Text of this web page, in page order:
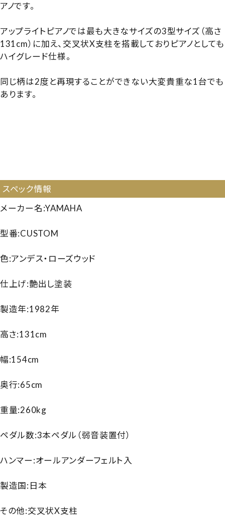
アノです。
アップライトピアノでは最も大きなサイズの3型サイズ（高さ
131cm）に加え、交叉状X支柱を搭載しておりピアノとしても
ハイグレード仕様。
同じ柄は2度と再現することができない大変貴重な1台でも
あります。
スペック情報
メーカー名:YAMAHA
型番:CUSTOM
色:アンデス・ローズウッド
仕上げ:艶出し塗装
製造年:1982年
高さ:131cm
幅:154cm
奥行:65cm
重量:260kg
ペダル数:3本ペダル（弱音装置付）
ハンマー:オールアンダーフェルト入
製造国:日本
その他:交叉状X支柱